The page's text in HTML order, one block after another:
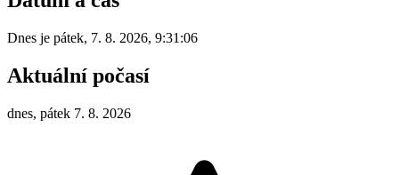
Dnes je pátek, 7. 8. 2026, 9:31:06
Aktuální počasí
dnes, pátek 7. 8. 2026